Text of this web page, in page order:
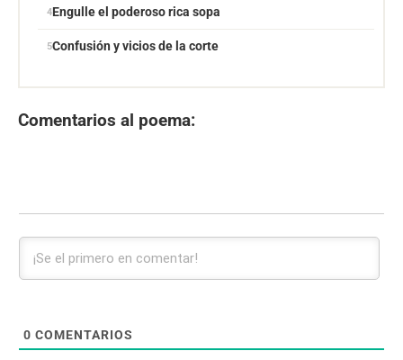
Engulle el poderoso rica sopa
Confusión y vicios de la corte
Comentarios al poema:
0 COMENTARIOS